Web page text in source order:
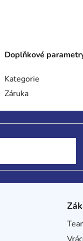
Doplňkové
Kategorie
Záruka